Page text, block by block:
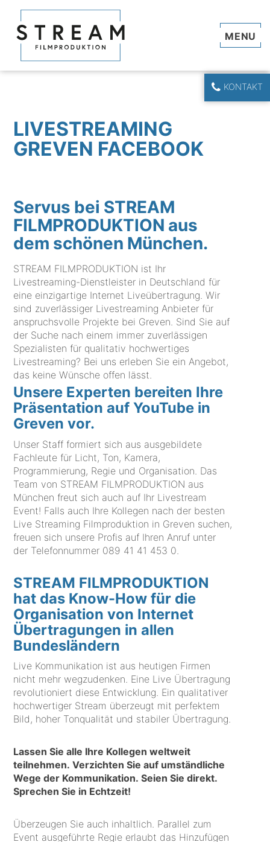
KONTAKT
LIVESTREAMING
GREVEN FACEBOOK
Servus bei STREAM
FILMPRODUKTION aus
dem schönen München.
STREAM FILMPRODUKTION ist Ihr
Livestreaming-Dienstleister in Deutschland für
eine einzigartige Internet Liveübertragung. Wir
sind zuverlässiger Livestreaming Anbieter für
anspruchsvolle Projekte bei Greven. Sind Sie auf
der Suche nach einem immer zuverlässigen
Spezialisten für qualitativ hochwertiges
Livestreaming? Bei uns erleben Sie ein Angebot,
das keine Wünsche offen lässt.
Unsere Experten bereiten Ihre
Präsentation auf YouTube in
Greven vor.
Unser Staff formiert sich aus ausgebildete
Fachleute für Licht, Ton, Kamera,
Programmierung, Regie und Organisation. Das
Team von STREAM FILMPRODUKTION aus
München freut sich auch auf Ihr Livestream
Event! Falls auch Ihre Kollegen nach der besten
Live Streaming Filmproduktion in Greven suchen,
freuen sich unsere Profis auf Ihren Anruf unter
der Telefonnummer 089 41 41 453 0
STREAM FILMPRODUKTION
hat das Know-How für die
Organisation von Internet
Übertragungen in allen
Bundesländern
Live Kommunikation ist aus heutigen Firmen
nicht mehr wegzudenken. Eine Live Übertragung
revolutioniert diese Entwicklung. Ein qualitativer
hochwertiger Stream überzeugt mit perfektem
Bild, hoher Tonqualität und stabiler Übertragung.
Lassen Sie alle Ihre Kollegen weltweit
teilnehmen. Verzichten Sie auf umständliche
Wege der Kommunikation. Seien Sie direkt.
Sprechen Sie in Echtzeit!
Überzeugen Sie auch inhaltlich. Parallel zum
Event ausgeführte Regie erlaubt das Hinzufügen